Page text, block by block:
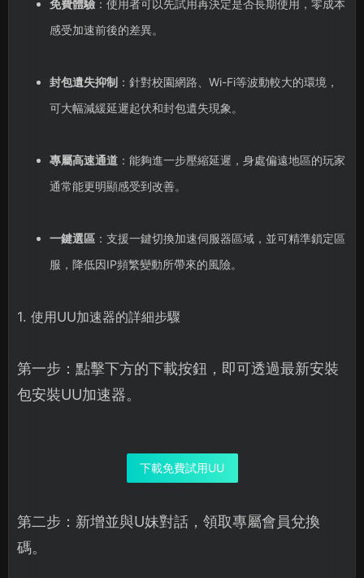
免費體驗：使用者可以先試用再決定是否長期使用，零成本
感受加速前後的差異。
封包遺失抑制 ：針對校園網路、Wi-Fi等波動較大的環境，
可大幅減緩延遲起伏和封包遺失現象。
專屬高速通道：能夠進一步壓縮延遲，身處偏遠地區的玩家
通常能更明顯感受到改善。
一鍵選區：支援一鍵切換加速伺服器區域，並可精準鎖定區
服，降低因IP頻繁變動所帶來的風險。
1. 使用UU加速器的詳細步驟
第一步：點擊下方的下載按鈕，即可透過最新安裝
包安裝UU加速器。
下載免費試用UU
第二步：新增並與U妹對話，領取專屬會員兌換
碼。